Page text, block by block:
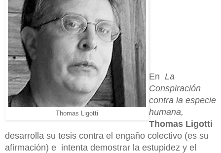
Thomas Ligotti
En La
Conspiración
contra la especie
humana,
Thomas Ligotti
desarrolla su tesis contra el engaño colectivo (es su
afirmación) e intenta demostrar la estupidez y el